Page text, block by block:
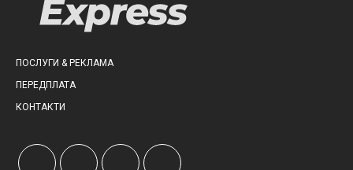
ПОСЛУГИ & РЕКЛАМА
ПЕРЕДПЛАТА
КОНТАКТИ